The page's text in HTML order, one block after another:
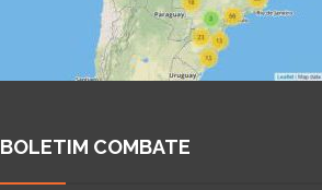
BOLETIM COMBATE